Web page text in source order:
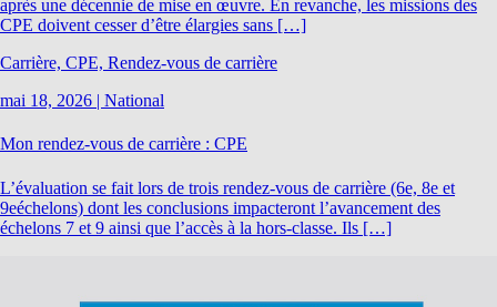
après une décennie de mise en œuvre. En revanche, les missions des
CPE doivent cesser d’être élargies sans […]
Carrière, CPE, Rendez-vous de carrière
mai 18, 2026 | National
Mon rendez-vous de carrière : CPE
L’évaluation se fait lors de trois rendez-vous de carrière (6e, 8e et
9eéchelons) dont les conclusions impacteront l’avancement des
échelons 7 et 9 ainsi que l’accès à la hors-classe. Ils […]